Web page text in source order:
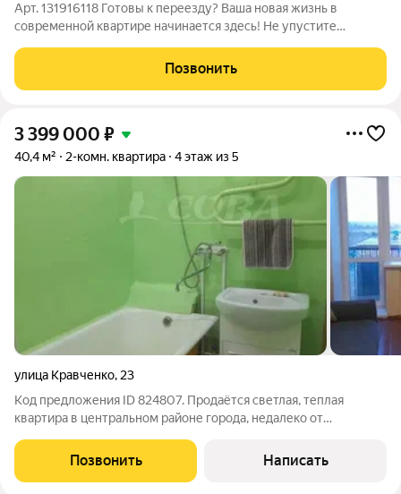
Арт. 131916118 Готовы к переезду? Ваша новая жизнь в
современной квартире начинается здесь! Не упустите
популярном ЖК «Светлый»! Это идеальное решение для тех,
кто ценит комфорт, время и
Позвонить
3 399 000 ₽
40,4 м² 2-комн. квартира 4 этаж из 5
улица Кравченко, 23
Код предложения ID 824807. Продаётся светлая, теплая
квартира в центральном районе города, недалеко от
"Олимп", спорткомплекс "Юность", крытый каток, стадион
"Центральный", поликлиники,
Позвонить Написать